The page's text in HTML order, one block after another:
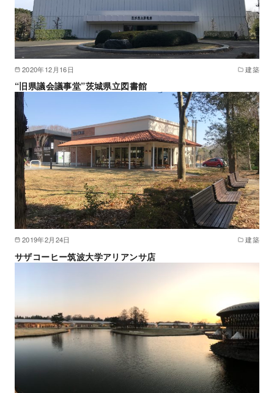
2020年12月16日 建築
“旧県議会議事堂”茨城県立図書館
2019年2月24日 建築
サザコーヒー筑波大学アリアンサ店